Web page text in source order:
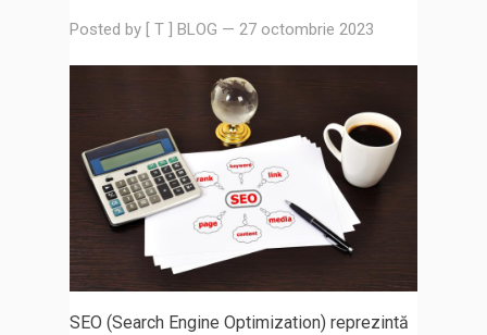
Posted by [ T ] BLOG — 27 octombrie 2023
SEO (Search Engine Optimization) reprezintă